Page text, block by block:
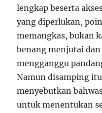
lengkap beserta
yang diperlukan,
memangkas, bukan
benang menjutai
mengganggu
Namun disamping
menyebutkan
untuk menentukan